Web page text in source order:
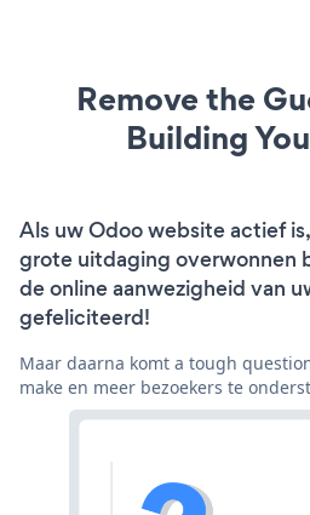
Remove the
Building
Als uw Odoo website actief
grote uitdaging overwonnen
de online aanwezigheid van
gefeliciteerd!
Maar daarna komt a tough
make en meer bezoekers te